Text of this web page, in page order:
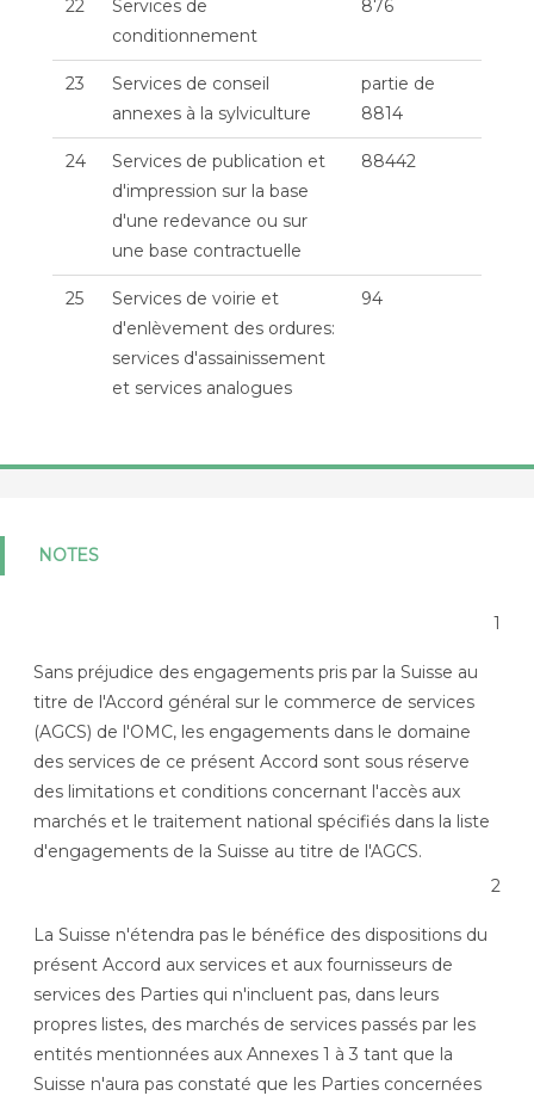
22
Services de
conditionnement
876
23
Services de conseil
annexes à la sylviculture
partie de
8814
24
Services de publication et
d'impression sur la base
d'une redevance ou sur
une base contractuelle
88442
25
Services de voirie et
d'enlèvement des ordures:
services d'assainissement
et services analogues
94
NOTES
1
Sans préjudice des engagements pris par la Suisse au
titre de l'Accord général sur le commerce de services
(AGCS) de l'OMC, les engagements dans le domaine
des services de ce présent Accord sont sous réserve
des limitations et conditions concernant l'accès aux
marchés et le traitement national spécifiés dans la liste
d'engagements de la Suisse au titre de l'AGCS.
2
La Suisse n'étendra pas le bénéfice des dispositions du
présent Accord aux services et aux fournisseurs de
services des Parties qui n'incluent pas, dans leurs
propres listes, des marchés de services passés par les
entités mentionnées aux Annexes 1 à 3 tant que la
Suisse n'aura pas constaté que les Parties concernées